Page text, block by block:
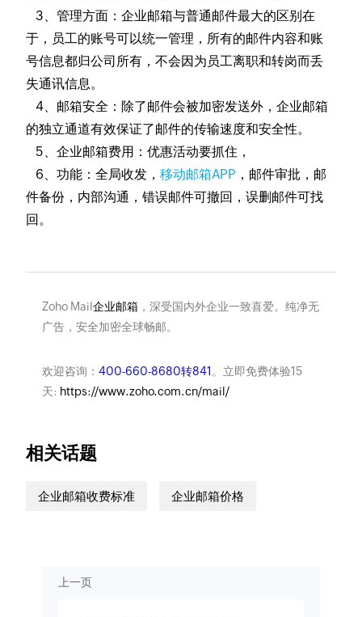
3、管理方面：企业邮箱与普通邮件最大的区别在
于，员工的账号可以统一管理，所有的邮件内容和账
号信息都归公司所有，不会因为员工离职和转岗而丢
失通讯信息。
4、邮箱安全：除了邮件会被加密发送外，企业邮箱
的独立通道有效保证了邮件的传输速度和安全性。
5、企业邮箱费用：优惠活动要抓住，
6、功能：全局收发，移动邮箱APP ，邮件审批，邮
件备份，内部沟通，错误邮件可撤回，误删邮件可找
回。
Zoho Mail企业邮箱，深受国内外企业一致喜爱。纯净无
广告，安全加密全球畅邮。
欢迎咨询： 400-660-8680转841 。立即免费体验15
天: https://www.zoho.com.cn/mail/
相关话题
企业邮箱收费标准 企业邮箱价格
上一页